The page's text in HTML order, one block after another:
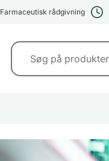
Farmaceutisk rådgivning